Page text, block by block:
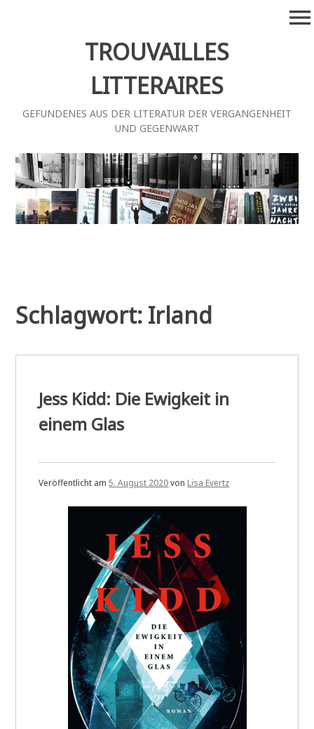
TROUVAILLES
LITTERAIRES
GEFUNDENES AUS DER LITERATUR DER VERGANGENHEIT
UND GEGENWART
menu
Schlagwort: Irland
Jess Kidd: Die Ewigkeit in
einem Glas
Veröffentlicht am5. August 2020von Lisa Evertz